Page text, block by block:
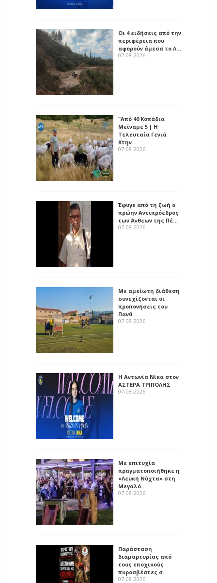
Οι 4 ειδήσεις από την
περιφέρεια που
αφορούν άμεσα το Λ…
07-08-2026
"Από 40 Κοπάδια
Μείναμε 5 | Η
Τελευταία Γενιά
Κτην…
07-08-2026
Έφυγε από τη ζωή ο
πρώην Αντιπρόεδρος
των Άνθεων της Πέ…
07-08-2026
Με αμείωτη διάθεση
συνεχίζονται οι
προπονήσεις του
Πανθ…
07-08-2026
Η Αντωνία Νίκα στον
ΑΣΤΕΡΑ ΤΡΙΠΟΛΗΣ
07-08-2026
Με επιτυχία
πραγματοποιήθηκε η
«Λευκή Νύχτα» στη
Μεγαλό…
07-08-2026
Παράσταση
διαμαρτυρίας από
τους εποχικούς
πυροσβέστες σ…
07-08-2026